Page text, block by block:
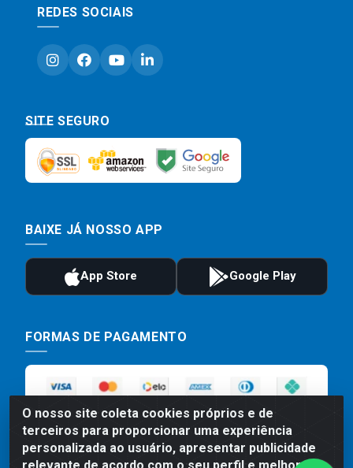
O nosso site coleta cookies próprios e de
terceiros para proporcionar uma experiência
personalizada ao usuário, apresentar publicidade
REDES SOCIAIS
SITE SEGURO
BAIXE JÁ NOSSO APP
FORMAS DE PAGAMENTO